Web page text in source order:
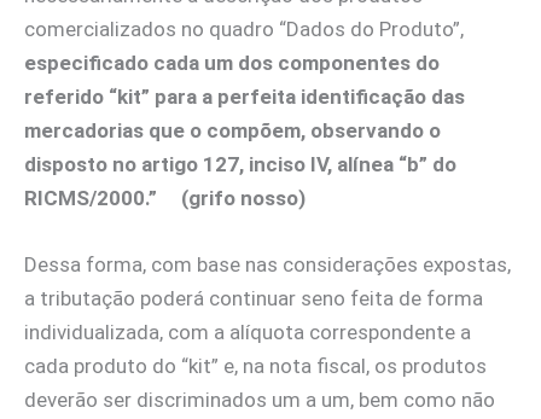
comercializados no quadro “Dados do Produto”,
especificado cada um dos componentes do
referido “kit” para a perfeita identificação das
mercadorias que o compõem, observando o
disposto no artigo 127, inciso IV, alínea “b” do
RICMS/2000.”
(grifo nosso)
Dessa forma, com base nas considerações expostas,
a tributação poderá continuar seno feita de forma
individualizada, com a alíquota correspondente a
cada produto do “kit” e, na nota fiscal, os produtos
deverão ser discriminados um a um, bem como não